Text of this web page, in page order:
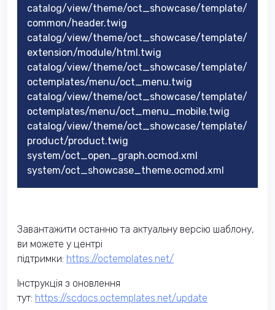
catalog/view/theme/oct_showcase/template/
common/header.twig
catalog/view/theme/oct_showcase/template/
extension/module/html.twig
catalog/view/theme/oct_showcase/template/
octemplates/menu/oct_menu.twig
catalog/view/theme/oct_showcase/template/
octemplates/menu/oct_menu_mobile.twig
catalog/view/theme/oct_showcase/template/
product/product.twig
system/oct_open_graph.ocmod.xml
system/oct_showcase_theme.ocmod.xml
Завантажити останню та актуальну версію шаблону,
ви можете у центрі
підтримки: https://octemplates.net/
Інструкція з оновлення
тут: https://scdocs.octemplates.net/update